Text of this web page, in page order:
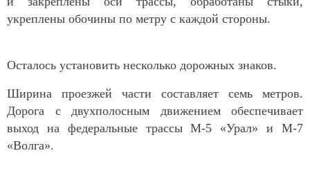
укреплены обочины по метру с каждой стороны.
Осталось установить несколько дорожных знаков.
Ширина проезжей части составляет семь метров.
Дорога с двухполосным движением обеспечивает
выход на федеральные трассы М-5 «Урал» и М-7
«Волга».